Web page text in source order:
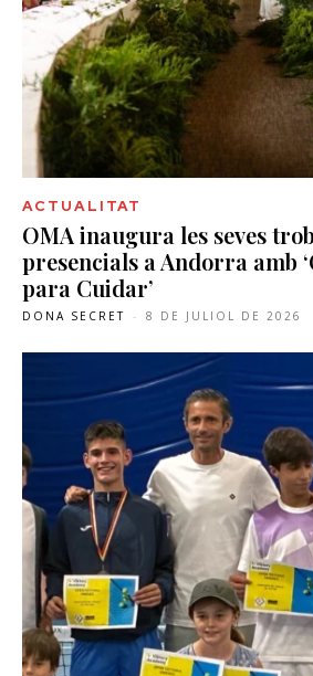
ACTUALITAT
OMA inaugura les seves
presencials a Andorra amb
para Cuidar’
DONA SECRET - 8 DE JULIOL DE 2026